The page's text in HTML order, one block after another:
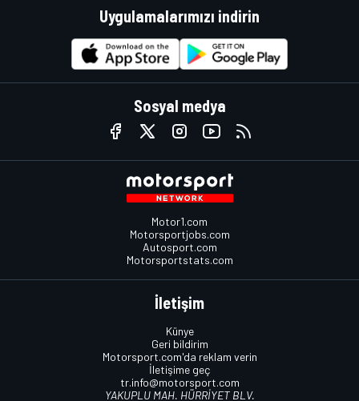
Uygulamalarımızı indirin
Sosyal medya
Motor1.com
Motorsportjobs.com
Autosport.com
Motorsportstats.com
İletişim
Künye
Geri bildirim
Motorsport.com'da reklam verin
İletişime geç
tr.info@motorsport.com
YAKUPLU MAH. HÜRRİYET BLV.